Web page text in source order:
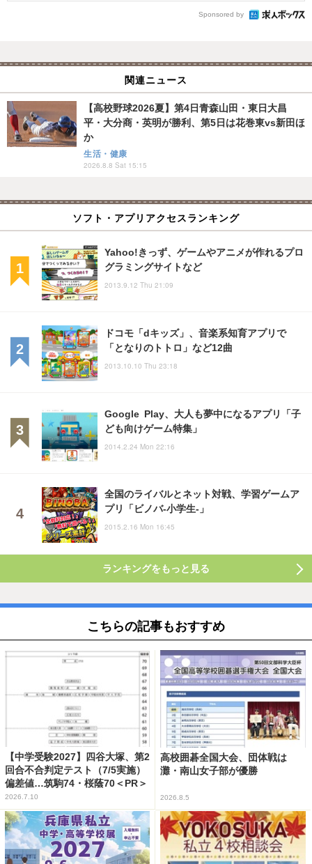
Sponsored by
関連ニュース
【高校野球2026夏】第4日青森山田・東日大昌
平・大分商・英明が勝利、第5日は花巻東vs新田ほ
か
生活・健康
2026.8.8 Sat 15:15
ソフト・アプリアクセスランキング
Yahoo!きっず、ゲームやアニメが作れるプロ
グラミングサイトなど
2013.9.12 Thu 21:09
ドコモ「dキッズ」、音楽系知育アプリで
「となりのトトロ」など12曲
2013.10.10 Thu 23:18
Google Play、大人も夢中になるアプリ「子
ども向けゲーム特集」
2014.2.24 Mon 22:16
全国のライバルとネット対戦、学習ゲームア
プリ「ビノバ-小学生-」
2015.2.16 Mon 16:45
ランキングをもっと見る
こちらの記事もおすすめ
【中学受験2027】四谷大塚、第2
回合不合判定テスト（7/5実施）
偏差値…筑駒74・桜蔭70＜PR＞
2026.7.10
高校囲碁全国大会、団体戦は
灘・南山女子部が優勝
2026.8.5